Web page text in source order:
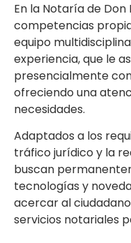
En la Notaría de Don
competencias
equipo
experiencia, que le
presencialmente
ofreciendo una
necesidades.
Adaptados a los
tráfico jurídico y la
buscan
tecnologías y
acercar al
servicios notariales